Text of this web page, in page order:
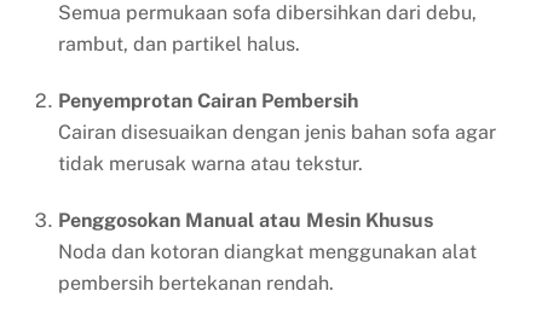
Semua permukaan sofa dibersihkan dari debu,
rambut, dan partikel halus.
Penyemprotan Cairan Pembersih
Cairan disesuaikan dengan jenis bahan sofa agar
tidak merusak warna atau tekstur.
Penggosokan Manual atau Mesin Khusus
Noda dan kotoran diangkat menggunakan alat
pembersih bertekanan rendah.